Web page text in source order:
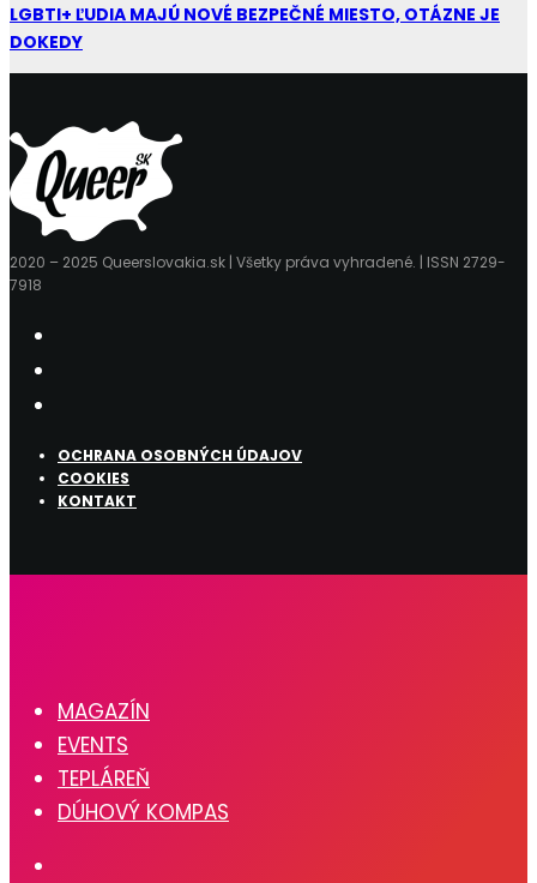
LGBTI+ ĽUDIA MAJÚ NOVÉ BEZPEČNÉ MIESTO, OTÁZNE JE
DOKEDY
2020 – 2025 Queerslovakia.sk | Všetky práva vyhradené. | ISSN 2729-
7918
OCHRANA OSOBNÝCH ÚDAJOV
COOKIES
KONTAKT
MAGAZÍN
EVENTS
TEPLÁREŇ
DÚHOVÝ KOMPAS